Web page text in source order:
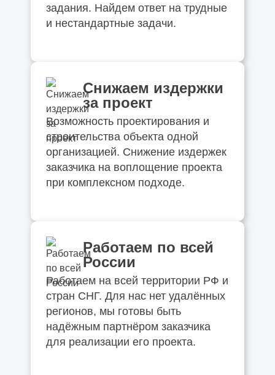
задания. Найдем ответ на трудные
и нестандартные задачи.
Снижаем издержки
за проект
Возможность проектирования и
строительства объекта одной
организацией. Снижение издержек
заказчика на воплощение проекта
при комплексном подходе.
Работаем по всей
России
Работаем на всей территории РФ и
стран СНГ. Для нас нет удалённых
регионов, мы готовы быть
надёжным партнёром заказчика
для реализации его проекта.